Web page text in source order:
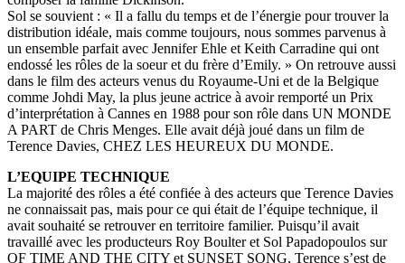
Sol se souvient : « Il a fallu du temps et de l’énergie pour trouver la
distribution idéale, mais comme toujours, nous sommes parvenus à
un ensemble parfait avec Jennifer Ehle et Keith Carradine qui ont
endossé les rôles de la soeur et du frère d’Emily. » On retrouve aussi
dans le film des acteurs venus du Royaume-Uni et de la Belgique
comme Johdi May, la plus jeune actrice à avoir remporté un Prix
d’interprétation à Cannes en 1988 pour son rôle dans UN MONDE
A PART de Chris Menges. Elle avait déjà joué dans un film de
Terence Davies, CHEZ LES HEUREUX DU MONDE.
L’EQUIPE TECHNIQUE
La majorité des rôles a été confiée à des acteurs que Terence Davies
ne connaissait pas, mais pour ce qui était de l’équipe technique, il
avait souhaité se retrouver en territoire familier. Puisqu’il avait
travaillé avec les producteurs Roy Boulter et Sol Papadopoulos sur
OF TIME AND THE CITY et SUNSET SONG, Terence s’est de